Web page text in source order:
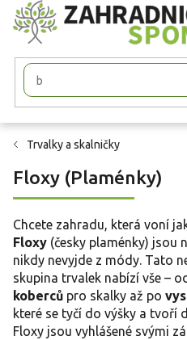
Přejít
na
obsah
Trvalky a skalničky
Floxy (Plaménky)
Chcete zahradu, která voní
Floxy (česky plaménky) jsou
nikdy nevyjde z módy. Tato
skupina trvalek nabízí vše –
koberců pro skalky až po
které se tyčí do výšky a tvoří
Floxy jsou vyhlášené svými